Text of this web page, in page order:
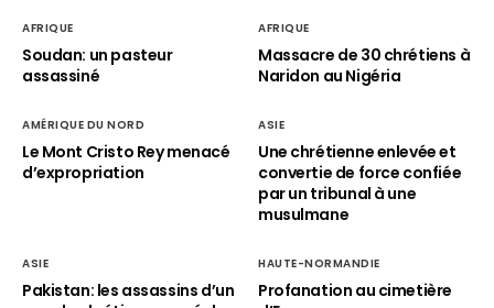
AFRIQUE
Soudan: un pasteur
assassiné
AFRIQUE
Massacre de 30 chrétiens à
Naridon au Nigéria
AMÉRIQUE DU NORD
Le Mont Cristo Rey menacé
d’expropriation
ASIE
Une chrétienne enlevée et
convertie de force confiée
par un tribunal à une
musulmane
ASIE
Pakistan: les assassins d’un
HAUTE-NORMANDIE
Profanation au cimetière